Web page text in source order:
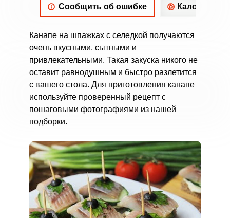
Сообщить об ошибке
Канапе на шпажках с селедкой получаются
очень вкусными, сытными и
привлекательными. Такая закуска никого не
оставит равнодушным и быстро разлетится
с вашего стола. Для приготовления канапе
используйте проверенный рецепт с
пошаговыми фотографиями из нашей
подборки.